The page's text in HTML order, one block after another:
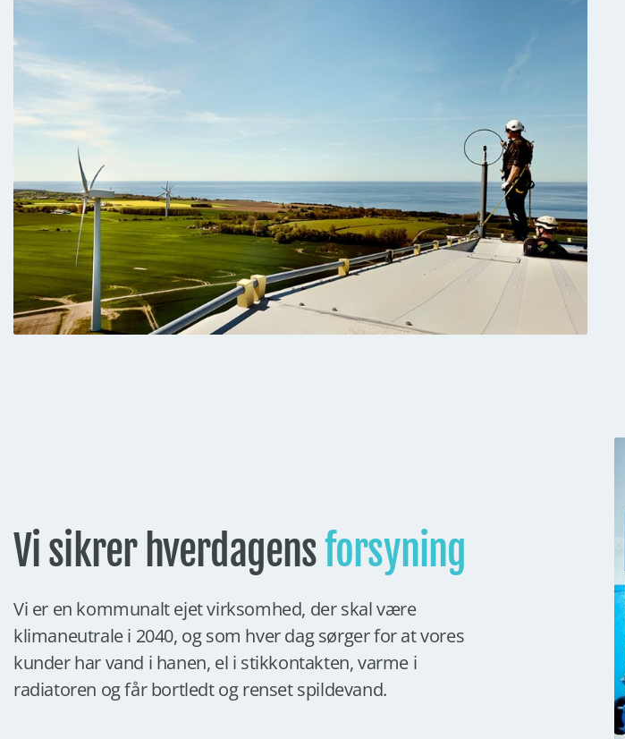
Vi sikrer hverdagensforsyning
Vi er en kommunalt ejet virksomhed, der skal være
klimaneutrale i 2040, og som hver dag sørger for at vores
kunder har vand i hanen, el i stikkontakten, varme i
radiatoren og får bortledt og renset spildevand.